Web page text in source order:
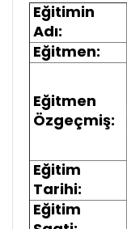
Eğitimin
Adı:
Eğitmen:
Eğitmen
Özgeçmiş:
Eğitim
Tarihi:
Eğitim